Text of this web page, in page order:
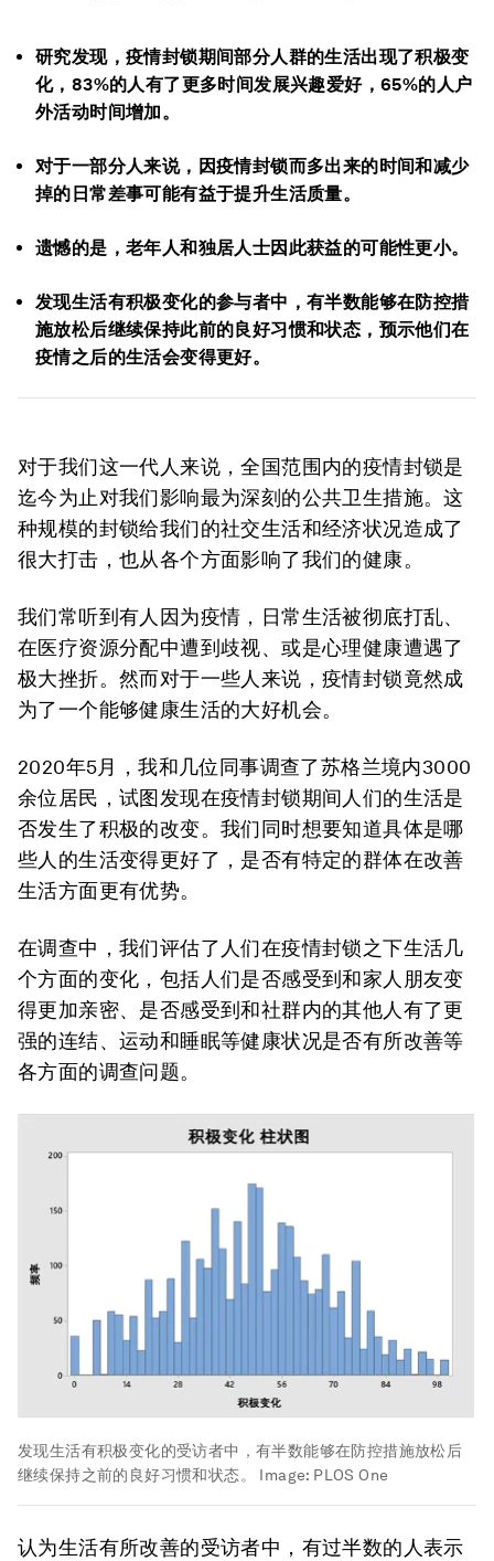
研究发现，疫情封锁期间部分人群的生活出现了积极变
化，83%的人有了更多时间发展兴趣爱好，65%的人户
外活动时间增加。
对于一部分人来说，因疫情封锁而多出来的时间和减少
掉的日常差事可能有益于提升生活质量。
遗憾的是，老年人和独居人士因此获益的可能性更小。
发现生活有积极变化的参与者中，有半数能够在防控措
施放松后继续保持此前的良好习惯和状态，预示他们在
疫情之后的生活会变得更好。
对于我们这一代人来说，全国范围内的疫情封锁是
迄今为止对我们影响最为深刻的公共卫生措施。这
种规模的封锁给我们的社交生活和经济状况造成了
很大打击，也从各个方面影响了我们的健康。
我们常听到有人因为疫情，日常生活被彻底打乱、
在医疗资源分配中遭到歧视、或是心理健康遭遇了
极大挫折。然而对于一些人来说，疫情封锁竟然成
为了一个能够健康生活的大好机会。
2020年5月，我和几位同事调查了苏格兰境内3000
余位居民，试图发现在疫情封锁期间人们的生活是
否发生了积极的改变。我们同时想要知道具体是哪
些人的生活变得更好了，是否有特定的群体在改善
生活方面更有优势。
在调查中，我们评估了人们在疫情封锁之下生活几
个方面的变化，包括人们是否感受到和家人朋友变
得更加亲密、是否感受到和社群内的其他人有了更
强的连结、运动和睡眠等健康状况是否有所改善等
各方面的调查问题。
发现生活有积极变化的受访者中，有半数能够在防控措施放松后
继续保持之前的良好习惯和状态。 Image: PLOS One
认为生活有所改善的受访者中，有过半数的人表示